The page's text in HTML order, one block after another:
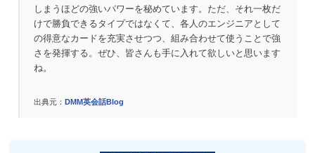
しまうほどの強いパワーを秘めています。ただ、それ一枚だ
けで勝負できるタイプではなくて、各人のエンジニアとして
の得意なカードを充実させつつ、組み合わせて使うことで強
さを発揮する。ぜひ、皆さんも手に入れて欲しいと思います
ね。
出典元： DMM英会話Blog